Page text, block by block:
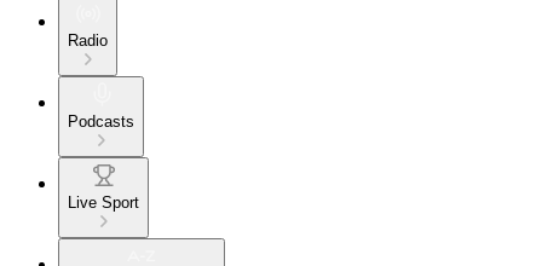
Radio
Podcasts
Live Sport